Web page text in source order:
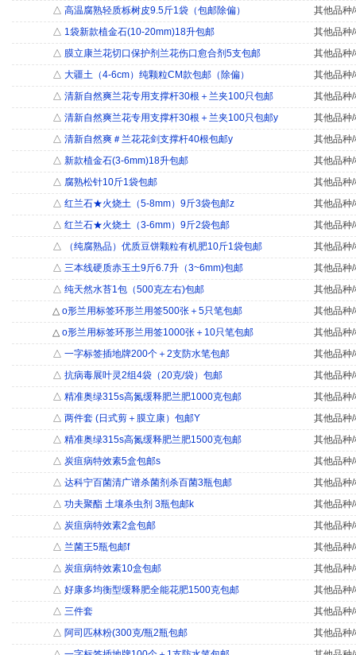
△ 高温腐熟轻质栎树皮9.5斤1袋（包邮除偏）
其他品种
△ 1袋新款植金石(10-20mm)18升包邮
其他品种
△ 膜立康兰花切口保护剂兰花伤口愈合剂5支包邮
其他品种
△ 大疆土（4-6cm）纯颗粒CM款包邮（除偏）
其他品种
△ 清新自然爽兰花专用支撑杆30根＋兰夹100只包邮
其他品种
△ 清新自然爽兰花专用支撑杆30根＋兰夹100只包邮y
其他品种
△ 清新自然爽＃兰花花剑支撑杆40根包邮y
其他品种
△ 新款植金石(3-6mm)18升包邮
其他品种
△ 腐熟松针10斤1袋包邮
其他品种
△ 红兰石★火烧土（5-8mm）9斤3袋包邮z
其他品种
△ 红兰石★火烧土（3-6mm）9斤2袋包邮
其他品种
△ （纯腐熟品）优质豆饼颗粒有机肥10斤1袋包邮
其他品种
△ 三本线硬质赤玉土9斤6.7升（3~6mm)包邮
其他品种
△ 纯天然水苔1包（500克左右)包邮
其他品种
△ o形兰用标签环形兰用签500张＋5只笔包邮
其他品种
△ o形兰用标签环形兰用签1000张＋10只笔包邮
其他品种
△ 一字标签插地牌200个＋2支防水笔包邮
其他品种
△ 抗病毒展叶灵2组4袋（20克/袋）包邮
其他品种
△ 精准奥绿315s高氮缓释肥兰肥1000克包邮
其他品种
△ 两件套 (日式剪＋膜立康）包邮Y
其他品种
△ 精准奥绿315s高氮缓释肥兰肥1500克包邮
其他品种
△ 炭疽病特效素5盒包邮s
其他品种
△ 达科宁百菌清广谱杀菌剂杀百菌3瓶包邮
其他品种
△ 功夫聚酯 土壤杀虫剂 3瓶包邮k
其他品种
△ 炭疽病特效素2盒包邮
其他品种
△ 兰菌王5瓶包邮f
其他品种
△ 炭疽病特效素10盒包邮
其他品种
△ 好康多均衡型缓释肥全能花肥1500克包邮
其他品种
△ 三件套
其他品种
△ 阿司匹林粉(300克/瓶2瓶包邮
其他品种